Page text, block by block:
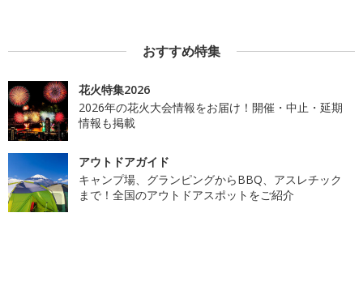
おすすめ特集
花火特集2026
2026年の花火大会情報をお届け！開催・中止・延期
情報も掲載
アウトドアガイド
キャンプ場、グランピングからBBQ、アスレチック
まで！全国のアウトドアスポットをご紹介